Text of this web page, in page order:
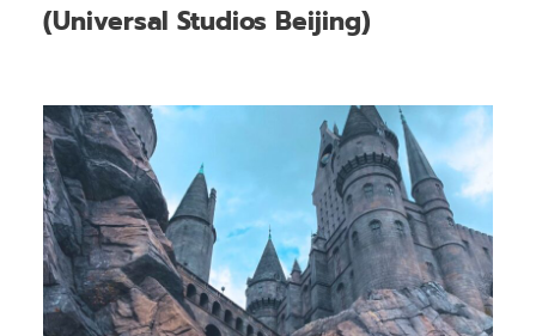
(Universal Studios Beijing)